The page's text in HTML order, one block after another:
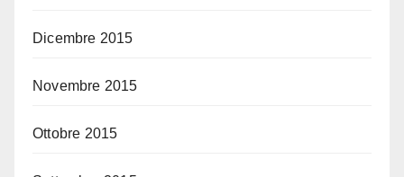
Dicembre 2015
Novembre 2015
Ottobre 2015